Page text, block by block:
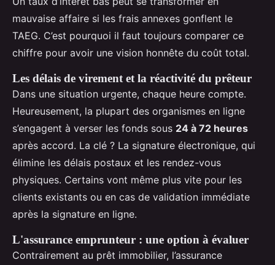
mauvaise affaire si les frais annexes gonflent le
TAEG. C’est pourquoi il faut toujours comparer ce
chiffre pour avoir une vision honnête du coût total.
Les délais de virement et la réactivité du prêteur
Dans une situation urgente, chaque heure compte.
Heureusement, la plupart des organismes en ligne
s’engagent à verser les fonds sous 24 à 72 heures
après accord. La clé ? La signature électronique, qui
élimine les délais postaux et les rendez-vous
physiques. Certains vont même plus vite pour les
clients existants ou en cas de validation immédiate
après la signature en ligne.
L'assurance emprunteur : une option à évaluer
Contrairement au prêt immobilier, l’assurance